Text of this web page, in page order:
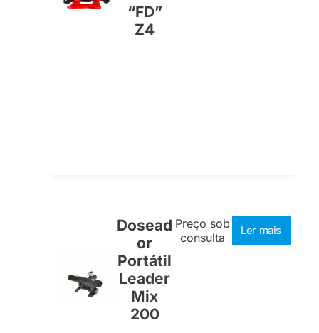
“FD”
Z4
Dosead
or
Portátil
Leader
Mix
200
Preço sob
consulta
Ler mais